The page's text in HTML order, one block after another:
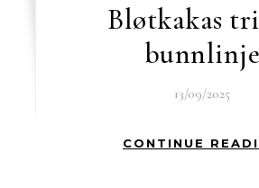
Bløtkakas
bunnlinje
13/09/2025
CONTINUE